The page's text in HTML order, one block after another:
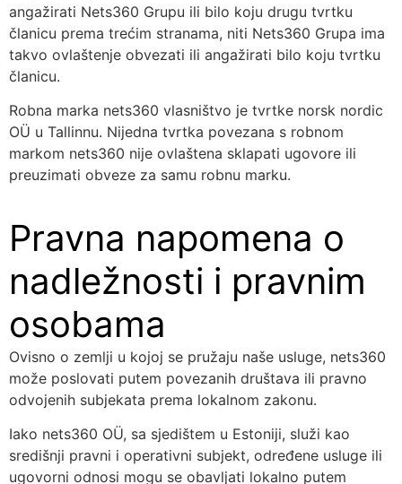
angažirati Nets360 Grupu ili bilo koju drugu tvrtku
članicu prema trećim stranama, niti Nets360 Grupa ima
takvo ovlaštenje obvezati ili angažirati bilo koju tvrtku
članicu.
Robna marka nets360 vlasništvo je tvrtke norsk nordic
OÜ u Tallinnu. Nijedna tvrtka povezana s robnom
markom nets360 nije ovlaštena sklapati ugovore ili
preuzimati obveze za samu robnu marku.
Pravna napomena o
nadležnosti i pravnim
osobama
Ovisno o zemlji u kojoj se pružaju naše usluge, nets360
može poslovati putem povezanih društava ili pravno
odvojenih subjekata prema lokalnom zakonu.
Iako nets360 OÜ, sa sjedištem u Estoniji, služi kao
središnji pravni i operativni subjekt, određene usluge ili
ugovorni odnosi mogu se obavljati lokalno putem